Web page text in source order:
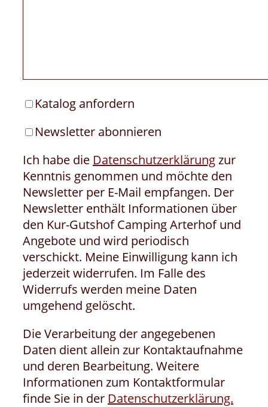
Katalog anfordern
Newsletter abonnieren
Ich habe die Datenschutzerklärungzur
Kenntnis genommen und möchte den
Newsletter per E-Mail empfangen. Der
Newsletter enthält Informationen über
den Kur-Gutshof Camping Arterhof und
Angebote und wird periodisch
verschickt. Meine Einwilligung kann ich
jederzeit widerrufen. Im Falle des
Widerrufs werden meine Daten
umgehend gelöscht.
Die Verarbeitung der angegebenen
Daten dient allein zur Kontaktaufnahme
und deren Bearbeitung. Weitere
Informationen zum Kontaktformular
finde Sie in der Datenschutzerklärung.